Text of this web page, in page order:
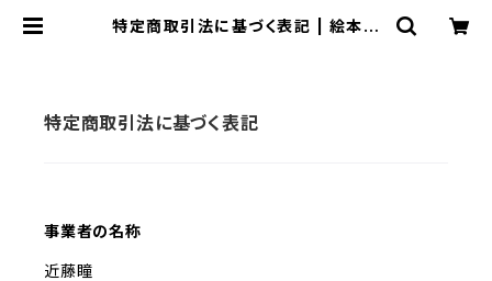
特定商取引法に基づく表記 | 絵本作
特定商取引法に基づく表記
事業者の名称
近藤瞳